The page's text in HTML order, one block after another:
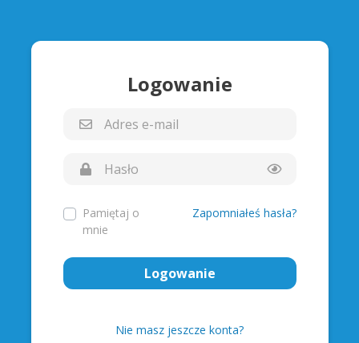
Logowanie
Pamiętaj o
mnie
Zapomniałeś hasła?
Logowanie
Nie masz jeszcze konta?